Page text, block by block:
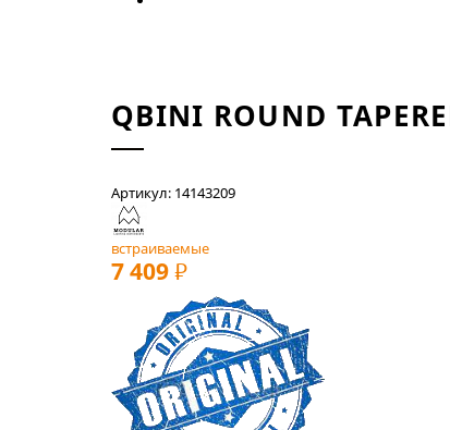
QBINI ROUND
Артикул: 14143209
встраиваемые
7 409 РУБ